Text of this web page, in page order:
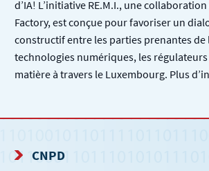
d’IA! L’initiative RE.M.I., une collaboration
Factory, est conçue pour favoriser un
constructif entre les parties prenantes de
technologies numériques, les régulateurs
matière à travers le Luxembourg. Plus
CNPD